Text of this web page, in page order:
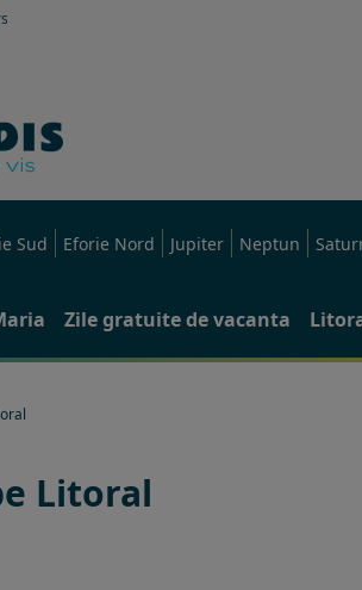
Sud Eforie Nord Jupiter Neptun
Zile gratuite de vacanta
Litoral